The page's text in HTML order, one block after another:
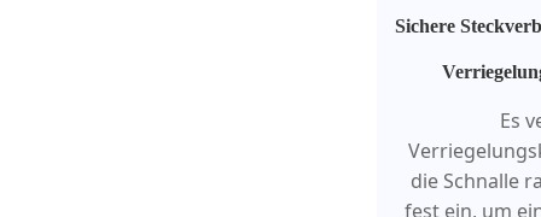
Sichere
Es
die Schnalle
fest ein, um